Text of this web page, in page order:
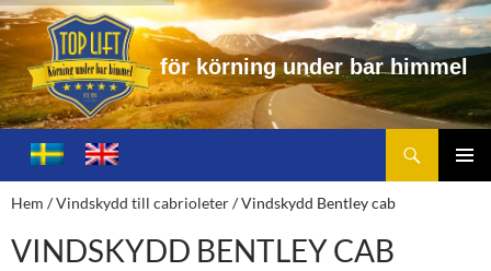
för körning under bar himme
Toplift.se – för körning under bar himmel
HOPPA
TILL
INNEHÅLL
Hem /Vindskydd till cabrioleter/ Vindskydd Bentley cab
VINDSKYDD BENTLEY CAB